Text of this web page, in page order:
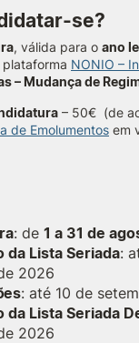
/ Reclamação Contactos
Politécnico de Coimbra. Todos os
se?
, válida para o ano
NONIO –
– Mudança de
– 50€ (de
de Emolumentos em
: de 1 a 31 de
da Lista Seriada:
2026
: até 10 de
da Lista Seriada
2026